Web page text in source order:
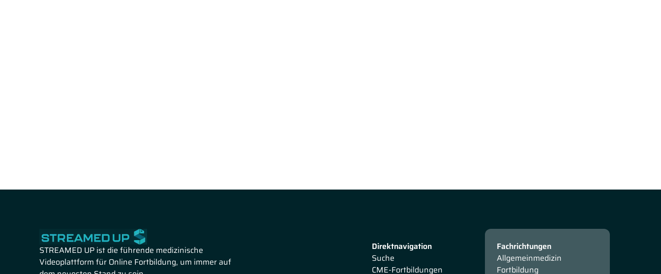
STREAMED UP ist die führende medizinische
Videoplattform für Online Fortbildung, um immer auf
Direktnavigation
Suche
CME-Fortbildungen
Fachrichtungen
Allgemeinmedizin
Fortbildung